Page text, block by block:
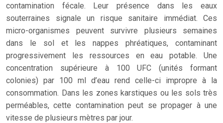
contamination fécale. Leur présence dans les eaux
souterraines signale un risque sanitaire immédiat. Ces
micro-organismes peuvent survivre plusieurs semaines
dans le sol et les nappes phréatiques, contaminant
progressivement les ressources en eau potable. Une
concentration supérieure à 100 UFC (unités formant
colonies) par 100 ml d’eau rend celle-ci impropre à la
consommation. Dans les zones karstiques ou les sols très
perméables, cette contamination peut se propager à une
vitesse de plusieurs mètres par jour.